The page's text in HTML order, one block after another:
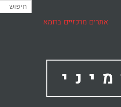
אתרים מרכזיים ברומא